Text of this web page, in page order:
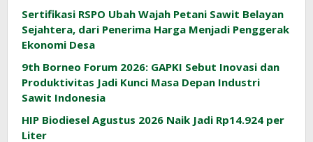
Sertifikasi RSPO Ubah Wajah Petani Sawit Belayan
Sejahtera, dari Penerima Harga Menjadi Penggerak
Ekonomi Desa
9th Borneo Forum 2026: GAPKI Sebut Inovasi dan
Produktivitas Jadi Kunci Masa Depan Industri
Sawit Indonesia
HIP Biodiesel Agustus 2026 Naik Jadi Rp14.924 per
Liter